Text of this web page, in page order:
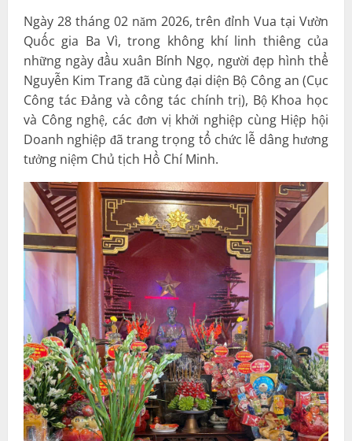
Ngày 28 tháng 02 năm 2026, trên đỉnh Vua tại Vườn
Quốc gia Ba Vì, trong không khí linh thiêng của
những ngày đầu xuân Bính Ngọ, người đẹp hình thể
Nguyễn Kim Trang đã cùng đại diện Bộ Công an (Cục
Công tác Đảng và công tác chính trị), Bộ Khoa học
và Công nghệ, các đơn vị khởi nghiệp cùng Hiệp hội
Doanh nghiệp đã trang trọng tổ chức lễ dâng hương
tưởng niệm Chủ tịch Hồ Chí Minh.